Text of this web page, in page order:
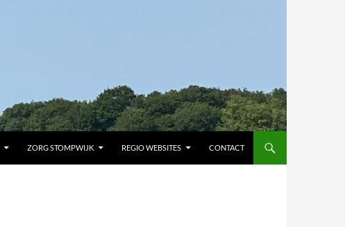
ZORG STOMPWIJK REGIO WEBSITES CONTACT